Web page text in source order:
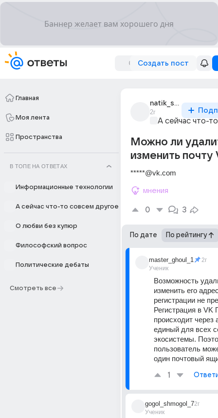
Создать пост
Главная
Моя лента
Пространства
В ТОПЕ НА ОТВЕТАХ
Информационные технологии
А сейчас что-то совсем другое
О любви без купюр
Философский вопрос
Политические дебаты
Смотреть все
natik_spinatic
2г
А сейчас что-
Можно ли
изменить почту
*****@vk.com
мнения
0 3
По дате По рейтингу
master_ghoul_1
Ученик
2г
Возможность
изменить его
регистрации не
Регистрация в VK
происходит через
единый для всех
экосистемы.
пользователь
один почтовый
1
gogol_shmogol_7
Ученик
2г